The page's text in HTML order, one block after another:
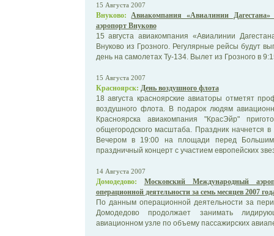
15 Августа 2007
Внуково:
Авиакомпания «Авиалинии
аэропорт Внуково
15 августа авиакомпания «Авиалинии
Внуково из Грозного. Регулярные рейсы будут
день на самолетах Ту-134. Вылет из Грозного в
15 Августа 2007
Красноярск: День воздушного флота
18 августа красноярские авиаторы отметят
воздушного флота. В подарок людям
Красноярска авиакомпания "КрасЭйр"
общегородского масштаба. Праздник начнется
Вечером в 19:00 на площади перед Большим
праздничный концерт с участием европейских
14 Августа 2007
Домодедово:
Московский Международный
операционной деятельности за семь месяцев 2007
По данным операционной деятельности за
Домодедово продолжает занимать
авиационном узле по объему пассажирских